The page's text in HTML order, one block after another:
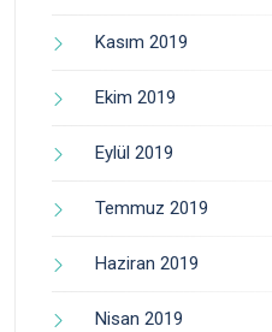
Kasım 2019
Ekim 2019
Eylül 2019
Temmuz 2019
Haziran 2019
Nisan 2019